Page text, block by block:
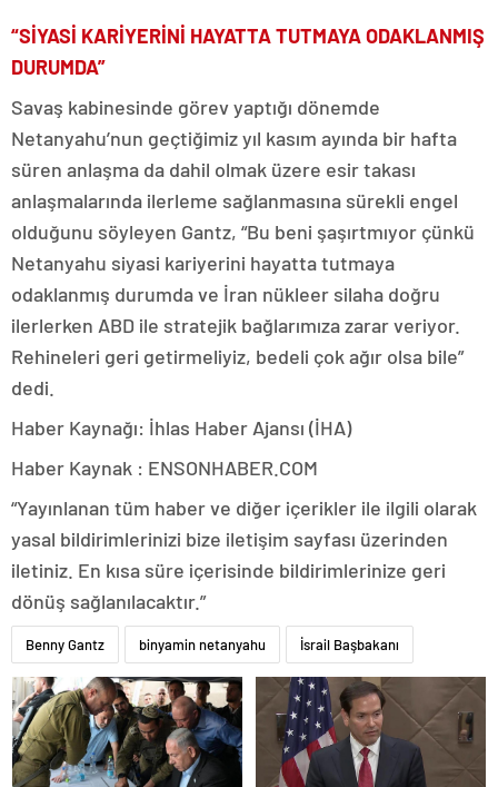
“SİYASİ KARİYERİNİ HAYATTA TUTMAYA ODAKLANMIŞ
DURUMDA”
Savaş kabinesinde görev yaptığı dönemde
Netanyahu’nun geçtiğimiz yıl kasım ayında bir hafta
süren anlaşma da dahil olmak üzere esir takası
anlaşmalarında ilerleme sağlanmasına sürekli engel
olduğunu söyleyen Gantz, “Bu beni şaşırtmıyor çünkü
Netanyahu siyasi kariyerini hayatta tutmaya
odaklanmış durumda ve İran nükleer silaha doğru
ilerlerken ABD ile stratejik bağlarımıza zarar veriyor.
Rehineleri geri getirmeliyiz, bedeli çok ağır olsa bile”
dedi.
Haber Kaynağı: İhlas Haber Ajansı (İHA)
Haber Kaynak : ENSONHABER.COM
“Yayınlanan tüm haber ve diğer içerikler ile ilgili olarak
yasal bildirimlerinizi bize iletişim sayfası üzerinden
iletiniz. En kısa süre içerisinde bildirimlerinize geri
dönüş sağlanılacaktır.”
Benny Gantz binyamin netanyahu İsrail Başbakanı